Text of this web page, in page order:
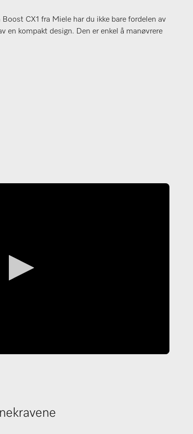
CX1 fra Miele har du ikke bare fordelen av
en kompakt design. Den er enkel å manøvrere